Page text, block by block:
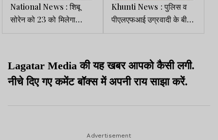
National News : शिबू
सोरेन को 23 को मिलेगा
पद्मभूषण सम्मान, सीएम हेमंत
Khunti News : पुलिस व
पीएलएफआई उग्रवादी के बीच
मुठभेड़, नक्सली श्रवण दास
Lagatar Media की यह खबर आपको कैसी लगी.
नीचे दिए गए कमेंट बॉक्स में अपनी राय साझा करें.
Advertisement